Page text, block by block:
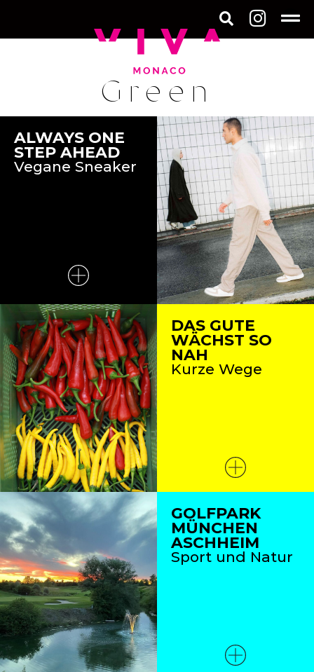
Green
ALWAYS ONE
STEP AHEAD
Vegane Sneaker
DAS GUTE
WÄCHST SO
NAH
Kurze Wege
GOLFPARK
MÜNCHEN
ASCHHEIM
Sport und Natur